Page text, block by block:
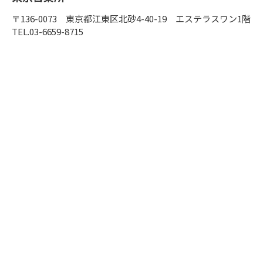
〒136-0073 東京都江東区北砂4-40-19 エステラスワン1階
TEL.03-6659-8715